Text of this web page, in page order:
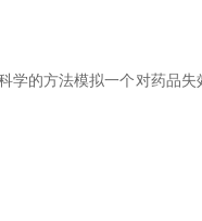
学的方法模拟一个对药品